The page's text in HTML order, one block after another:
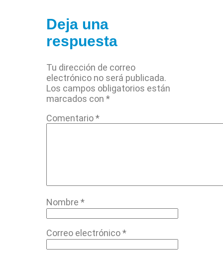
Deja una
respuesta
Tu dirección de correo
electrónico no será publicada.
Los campos obligatorios están
marcados con*
Comentario*
Nombre*
Correo electrónico*